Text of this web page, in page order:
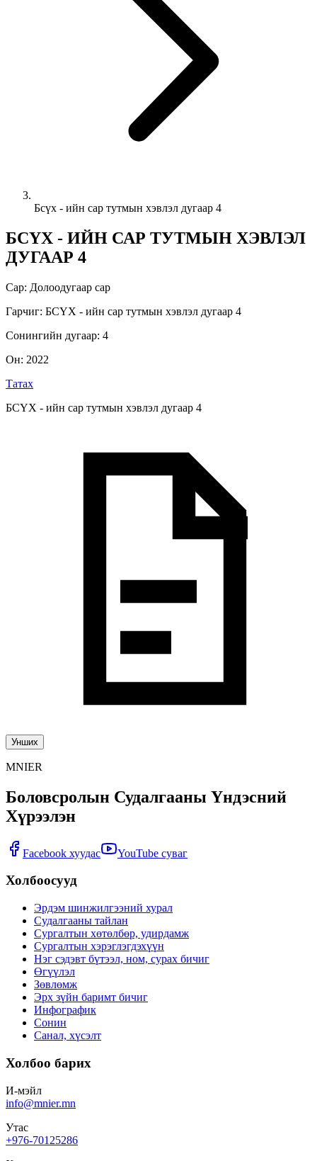
Бсүх - ийн сар тутмын хэвлэл дугаар 4
БСҮХ - ИЙН САР ТУТМЫН ХЭВЛЭЛ
ДУГААР 4
Сар: Долоодугаар сар
Гарчиг: БСҮХ - ийн сар тутмын хэвлэл дугаар 4
Сонингийн дугаар: 4
Он: 2022
Татах
БСҮХ - ийн сар тутмын хэвлэл дугаар 4
Унших
MNIER
Боловсролын Судалгааны Үндэсний
Хүрээлэн
Facebook хуудас YouTube суваг
Холбоосууд
Эрдэм шинжилгээний хурал
Судалгааны тайлан
Сургалтын хөтөлбөр, удирдамж
Сургалтын хэрэглэгдэхүүн
Нэг сэдэвт бүтээл, ном, сурах бичиг
Өгүүлэл
Зөвлөмж
Эрх зүйн баримт бичиг
Инфографик
Сонин
Санал, хүсэлт
Холбоо барих
И-мэйл
info@mnier.mn
Утас
+976-70125286